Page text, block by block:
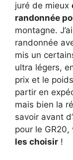
juré de mieux
randonnée
montagne.
randonnée
mis un
ultra légers,
prix et le
partir en
mais bien la
savoir avant
pour le
les choisir !